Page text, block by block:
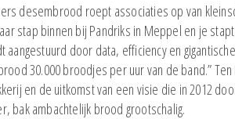
desembrood roept associaties op van
stap binnen bij Pandriks in Meppel en je
aangestuurd door data, efficiency en
30.000 broodjes per uur van de band.”
en de uitkomst van een visie die in 2012
bak ambachtelijk brood grootschalig.